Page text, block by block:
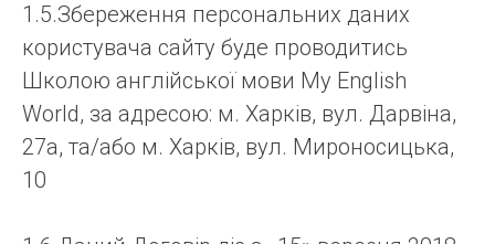
1.5.Збереження персональних даних
користувача сайту буде проводитись
Школою англійської мови My English
World, за адресою: м. Харків, вул. Дарвіна,
27а, та/або м. Харків, вул. Мироносицька,
10